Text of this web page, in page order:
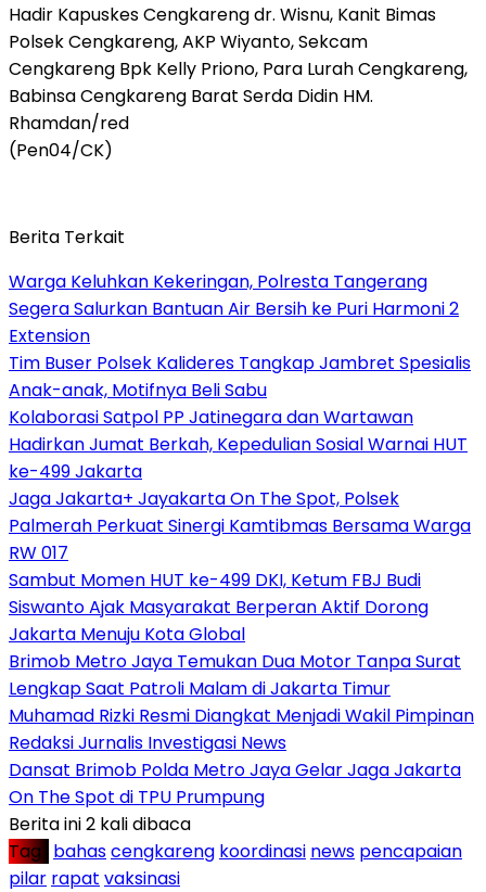
Hadir Kapuskes Cengkareng dr. Wisnu, Kanit Bimas
Polsek Cengkareng, AKP Wiyanto, Sekcam
Cengkareng Bpk Kelly Priono, Para Lurah Cengkareng,
Babinsa Cengkareng Barat Serda Didin HM.
Rhamdan/red
(Pen04/CK)
Berita Terkait
Warga Keluhkan Kekeringan, Polresta Tangerang
Segera Salurkan Bantuan Air Bersih ke Puri Harmoni 2
Extension
Tim Buser Polsek Kalideres Tangkap Jambret Spesialis
Anak-anak, Motifnya Beli Sabu
Kolaborasi Satpol PP Jatinegara dan Wartawan
Hadirkan Jumat Berkah, Kepedulian Sosial Warnai HUT
ke-499 Jakarta
Jaga Jakarta+ Jayakarta On The Spot, Polsek
Palmerah Perkuat Sinergi Kamtibmas Bersama Warga
RW 017
Sambut Momen HUT ke-499 DKI, Ketum FBJ Budi
Siswanto Ajak Masyarakat Berperan Aktif Dorong
Jakarta Menuju Kota Global
Brimob Metro Jaya Temukan Dua Motor Tanpa Surat
Lengkap Saat Patroli Malam di Jakarta Timur
Muhamad Rizki Resmi Diangkat Menjadi Wakil Pimpinan
Redaksi Jurnalis Investigasi News
Dansat Brimob Polda Metro Jaya Gelar Jaga Jakarta
On The Spot di TPU Prumpung
Berita ini 2 kali dibaca
Tag : bahascengkareng koordinasi news pencapaian
pilar rapat vaksinasi